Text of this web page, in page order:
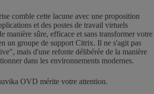
comble cette lacune avec une proposition
et des postes de travail virtuels
manière sûre, efficace et sans transformer votre
un groupe de support Citrix. Il ne s'agit pas
mais d'une refonte délibérée de la manière
dans les environnements modernes.
OVD mérite votre attention.